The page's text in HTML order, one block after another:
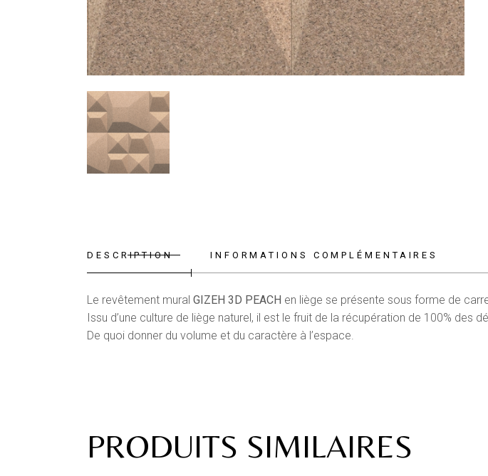
DESCRIPTION INFORMATIONS COMPLÉMENTAIRES
Le revêtement mural GIZEH 3D PEACH en liège se présente sous forme de
Issu d’une culture de liège naturel, il est le fruit de la récupération de 100% des
De quoi donner du volume et du caractère à l’espace.
PRODUITS SIMILAIRES